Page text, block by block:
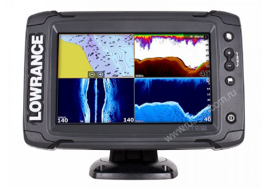
авто мониторов
автохолодильников
автокондиционера
автоматики для генераторов
автоматики управления
автоматики вентустановок
автомобильных телевизоров
автомоек
автотрансформаторов
бактерицидной лампы
бензобуров
бензогенераторов
бензоножниц
бензопил